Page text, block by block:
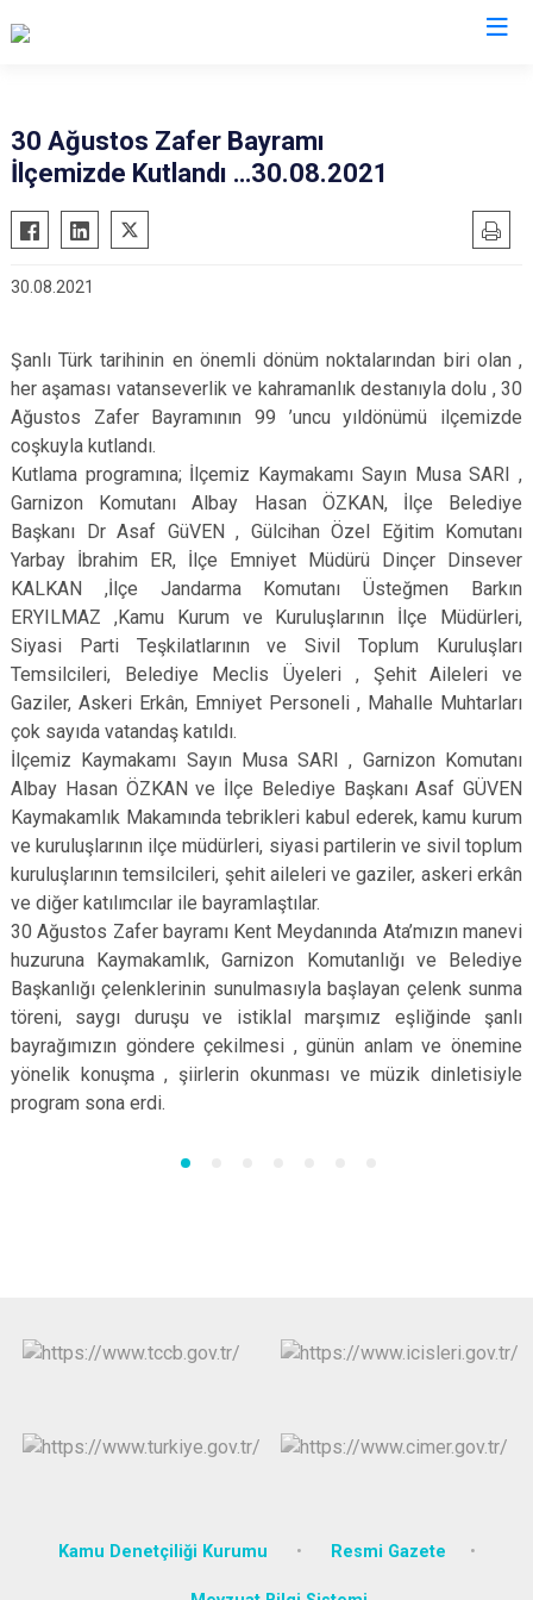
Altınözü
Belen
Erzin
İskenderun
Kırıkhan
Kumlu
Reyhanlı
Antakya
Defne
30 Ağustos Zafer Bayramı
İlçemizde Kutlandı …30.08.2021
30.08.2021
Şanlı Türk tarihinin en önemli dönüm noktalarından biri olan ,
her aşaması vatanseverlik ve kahramanlık destanıyla dolu , 30
Ağustos Zafer Bayramının 99 ’uncu yıldönümü ilçemizde
coşkuyla kutlandı.
Kutlama programına; İlçemiz Kaymakamı Sayın Musa SARI ,
Garnizon Komutanı Albay Hasan ÖZKAN, İlçe Belediye
Başkanı Dr Asaf GüVEN , Gülcihan Özel Eğitim Komutanı
Yarbay İbrahim ER, İlçe Emniyet Müdürü Dinçer Dinsever
KALKAN ,İlçe Jandarma Komutanı Üsteğmen Barkın
ERYILMAZ ,Kamu Kurum ve Kuruluşlarının İlçe Müdürleri,
Siyasi Parti Teşkilatlarının ve Sivil Toplum Kuruluşları
Temsilcileri, Belediye Meclis Üyeleri , Şehit Aileleri ve
Gaziler, Askeri Erkân, Emniyet Personeli , Mahalle Muhtarları
çok sayıda vatandaş katıldı.
İlçemiz Kaymakamı Sayın Musa SARI , Garnizon Komutanı
Albay Hasan ÖZKAN ve İlçe Belediye Başkanı Asaf GÜVEN
Kaymakamlık Makamında tebrikleri kabul ederek, kamu kurum
ve kuruluşlarının ilçe müdürleri, siyasi partilerin ve sivil toplum
kuruluşlarının temsilcileri, şehit aileleri ve gaziler, askeri erkân
ve diğer katılımcılar ile bayramlaştılar.
30 Ağustos Zafer bayramı Kent Meydanında Ata’mızın manevi
huzuruna Kaymakamlık, Garnizon Komutanlığı ve Belediye
Başkanlığı çelenklerinin sunulmasıyla başlayan çelenk sunma
töreni, saygı duruşu ve istiklal marşımız eşliğinde şanlı
bayrağımızın göndere çekilmesi , günün anlam ve önemine
yönelik konuşma , şiirlerin okunması ve müzik dinletisiyle
program sona erdi.
Kamu Denetçiliği Kurumu Resmi Gazete